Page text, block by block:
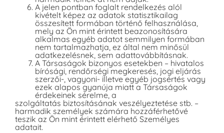
A jelen pontban foglalt rendelkezés alól
kivételt képez az adatok statisztikailag
összesített formában történő felhasználása,
mely az Ön mint érintett beazonosítására
alkalmas egyéb adatot semmilyen formában
nem tartalmazhatja, ez által nem minősül
adatkezelésnek, sem adattovábbításnak.
A Társaságok bizonyos esetekben – hivatalos
bírósági, rendőrségi megkeresés, jogi eljárás
szerzői-, vagyoni- illetve egyéb jogsértés vagy
ezek alapos gyanúja miatt a Társaságok
érdekeinek sérelme, a
szolgáltatás biztosításának veszélyeztetése stb. –
harmadik személyek számára hozzáférhetővé
teszik az Ön mint érintett elérhető Személyes
adatait.